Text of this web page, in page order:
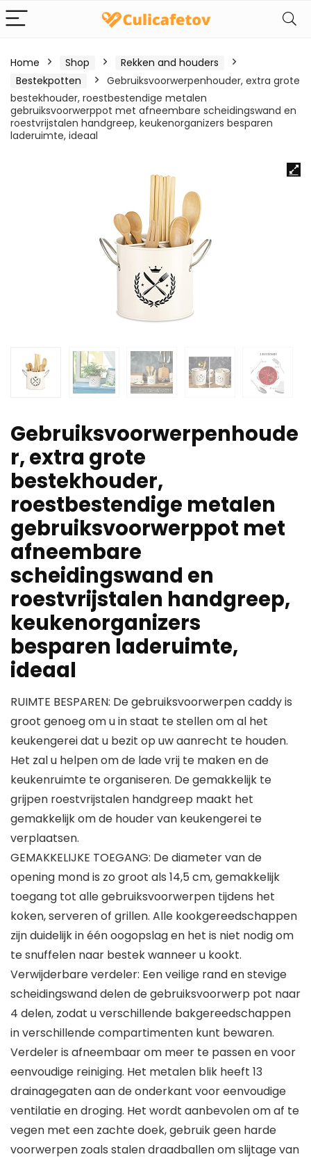
Home Shop
Rekken and houders
Bestekpotten
Gebruiksvoorwerpenhouder, extra grote
bestekhouder, roestbestendige metalen
gebruiksvoorwerppot met afneembare scheidingswand en
roestvrijstalen handgreep, keukenorganizers besparen
laderuimte, ideaal
Gebruiksvoorwerpenhoude
r, extra grote
bestekhouder,
roestbestendige metalen
gebruiksvoorwerppot met
afneembare
scheidingswand en
roestvrijstalen handgreep,
keukenorganizers
besparen laderuimte,
ideaal
RUIMTE BESPAREN: De gebruiksvoorwerpen caddy is
groot genoeg om u in staat te stellen om al het
keukengerei dat u bezit op uw aanrecht te houden.
Het zal u helpen om de lade vrij te maken en de
keukenruimte te organiseren. De gemakkelijk te
grijpen roestvrijstalen handgreep maakt het
gemakkelijk om de houder van keukengerei te
verplaatsen.
GEMAKKELIJKE TOEGANG: De diameter van de
opening mond is zo groot als 14,5 cm, gemakkelijk
toegang tot alle gebruiksvoorwerpen tijdens het
koken, serveren of grillen. Alle kookgereedschappen
zijn duidelijk in één oogopslag en het is niet nodig om
te snuffelen naar bestek wanneer u kookt.
Verwijderbare verdeler: Een veilige rand en stevige
scheidingswand delen de gebruiksvoorwerp pot naar
4 delen, zodat u verschillende bakgereedschappen
in verschillende compartimenten kunt bewaren.
Verdeler is afneembaar om meer te passen en voor
eenvoudige reiniging. Het metalen blik heeft 13
drainagegaten aan de onderkant voor eenvoudige
ventilatie en droging. Het wordt aanbevolen om af te
vegen met een zachte doek, gebruik geen harde
voorwerpen zoals stalen draadballen om slijtage van